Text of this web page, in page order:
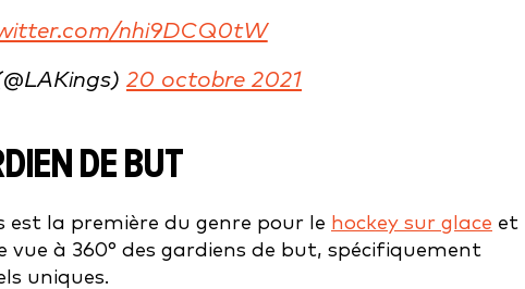
nhi9DCQ0tW
20 octobre 2021
DE BUT
est la première du genre pour le hockey sur glace et
à 360° des gardiens de but, spécifiquement
uniques.